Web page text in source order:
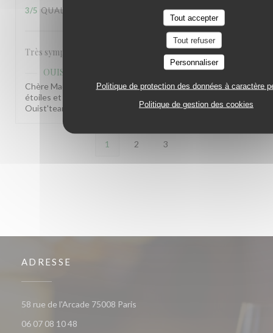
Tout accepter
Tout refuser
Personnaliser
Politique de protection des données à caractère
Politique de gestion des cookies
3/5 QUALITÉ / PRIX
Très sympa très cosy mais tarif un peu trop élevé…
OUISTITI Paris
a répondu à cet avis
Chère Madame, Nous vous remercions pour vos belles
étoiles et prenons note de votre remarque. Bien à vous, La
Ouist'team
1 2 3
ADRESSE
58 rue de l'Arcade 75008 Paris
06 07 08 10 48